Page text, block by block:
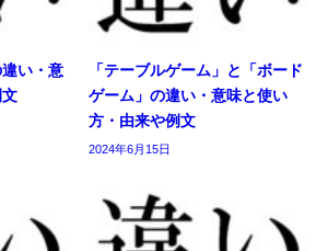
違い・意
文
「テーブルゲーム」と「ボード
ゲーム」の違い・意味と使い
方・由来や例文
2024年6月15日